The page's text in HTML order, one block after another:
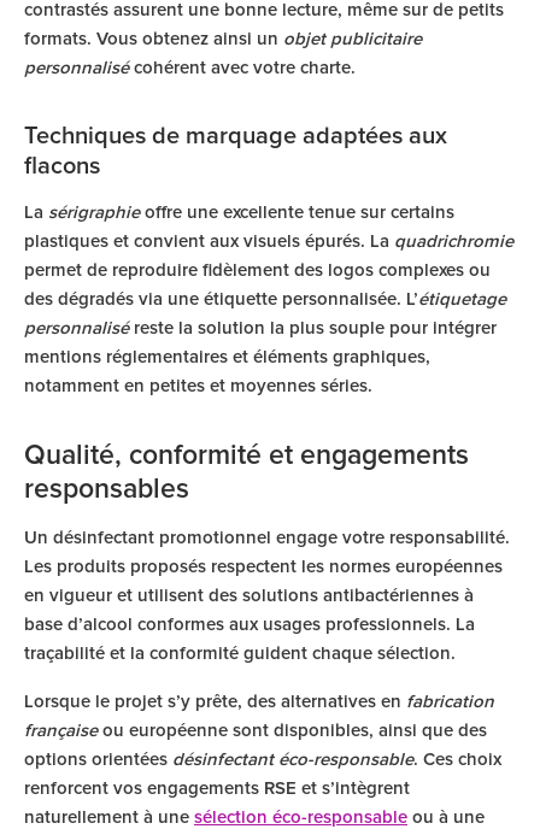
contrastés assurent une bonne lecture, même sur de petits
formats. Vous obtenez ainsi un objet publicitaire
personnalisécohérent avec votre charte.
Techniques de marquage adaptées aux
flacons
La sérigraphieoffre une excellente tenue sur certains
plastiques et convient aux visuels épurés. La quadrichromie
permet de reproduire fidèlement des logos complexes ou
des dégradés via une étiquette personnalisée. L’étiquetage
personnaliséreste la solution la plus souple pour intégrer
mentions réglementaires et éléments graphiques,
notamment en petites et moyennes séries.
Qualité, conformité et engagements
responsables
Un désinfectant promotionnel engage votre responsabilité.
Les produits proposés respectent les normes européennes
en vigueur et utilisent des solutions antibactériennes à
base d’alcool conformes aux usages professionnels. La
traçabilité et la conformité guident chaque sélection.
Lorsque le projet s’y prête, des alternatives en fabrication
françaiseou européenne sont disponibles, ainsi que des
options orientées désinfectant éco-responsable. Ces choix
renforcent vos engagements RSE et s’intègrent
naturellement à une sélection éco-responsable ou à une